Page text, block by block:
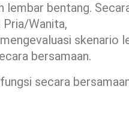
lembar bentang.
Wanita,
skenario
bersamaan.
secara